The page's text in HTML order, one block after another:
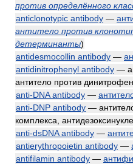
против определённого
anticlonotypic antibody —
антитело против
детерминанты)
antidesmocollin antibody —
antidinitrophenyl antibody —
антитело против
anti-DNA antibody —
anti-DNP antibody —
комплекса,
anti-dsDNA antibody —
antierythropoietin antibody —
antifilamin antibody —